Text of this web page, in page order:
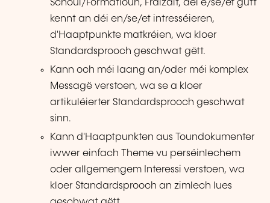
Schoul/Formatioun, Fräizäit, déi e/se/et gutt
kennt an déi en/se/et intresséieren,
d'Haaptpunkte matkréien, wa kloer
Standardsprooch geschwat gëtt.
Kann och méi laang an/oder méi komplex
Messagë verstoen, wa se a kloer
artikuléierter Standardsprooch geschwat
sinn.
Kann d'Haaptpunkten aus Toundokumenter
iwwer einfach Theme vu perséinlechem
oder allgemengem Interessi verstoen, wa
kloer Standardsprooch an zimlech lues